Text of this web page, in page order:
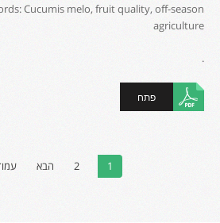
Cucumis melo, fruit quality, off-season
agriculture
.
פתח
1
2 הבא